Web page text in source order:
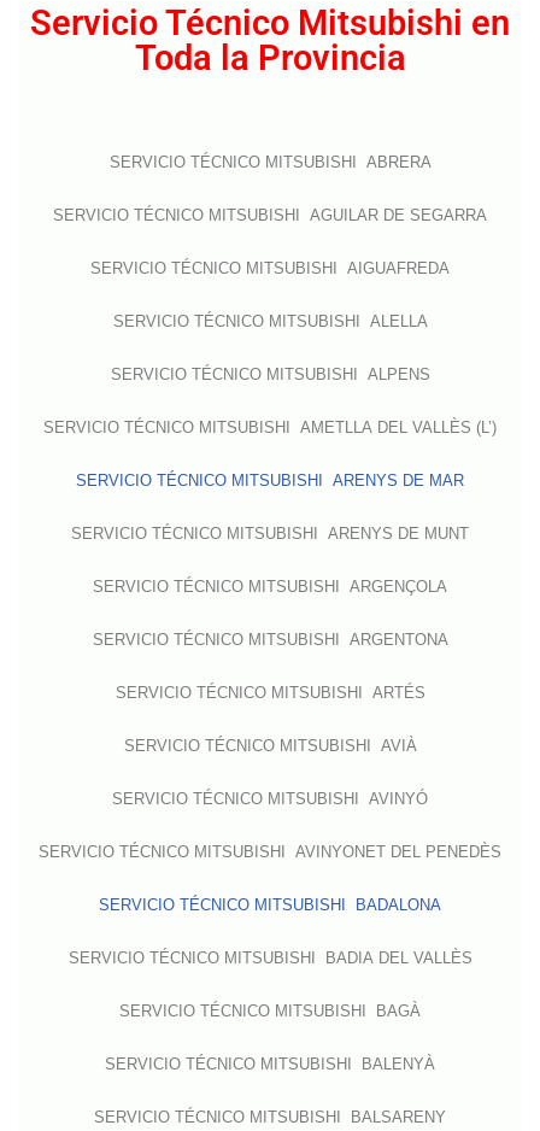
Servicio Técnico Mitsubishi en
Toda la Provincia
SERVICIO TÉCNICO MITSUBISHI ABRERA
SERVICIO TÉCNICO MITSUBISHI AGUILAR DE SEGARRA
SERVICIO TÉCNICO MITSUBISHI AIGUAFREDA
SERVICIO TÉCNICO MITSUBISHI ALELLA
SERVICIO TÉCNICO MITSUBISHI ALPENS
SERVICIO TÉCNICO MITSUBISHI AMETLLA DEL VALLÈS (L’)
SERVICIO TÉCNICO MITSUBISHI ARENYS DE MAR
SERVICIO TÉCNICO MITSUBISHI ARENYS DE MUNT
SERVICIO TÉCNICO MITSUBISHI ARGENÇOLA
SERVICIO TÉCNICO MITSUBISHI ARGENTONA
SERVICIO TÉCNICO MITSUBISHI ARTÉS
SERVICIO TÉCNICO MITSUBISHI AVIÀ
SERVICIO TÉCNICO MITSUBISHI AVINYÓ
SERVICIO TÉCNICO MITSUBISHI AVINYONET DEL PENEDÈS
SERVICIO TÉCNICO MITSUBISHI BADALONA
SERVICIO TÉCNICO MITSUBISHI BADIA DEL VALLÈS
SERVICIO TÉCNICO MITSUBISHI BAGÀ
SERVICIO TÉCNICO MITSUBISHI BALENYÀ
SERVICIO TÉCNICO MITSUBISHI BALSARENY